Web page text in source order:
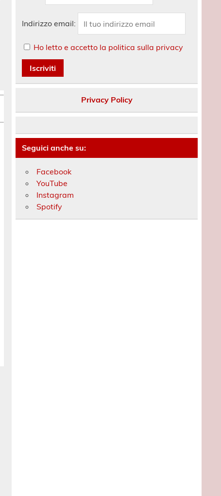
Indirizzo email:
Ho letto e accetto la politica sulla privacy
Privacy Policy
Seguici anche su:
Facebook
YouTube
Instagram
Spotify